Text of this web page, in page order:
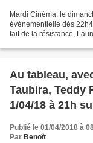
Mardi Cinéma, le
événementielle dès
fait de la résistance,
Au tableau,
Taubira, Teddy
1/04/18 à 21h
Publié le 01/04/2018 à
Par Benoît